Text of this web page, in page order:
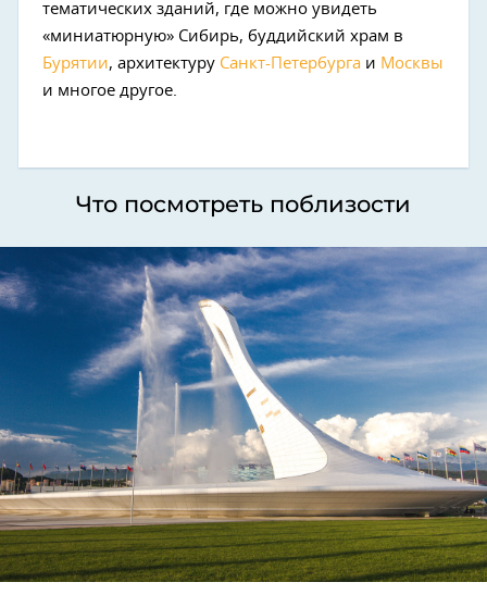
тематических зданий, где можно увидеть
«миниатюрную» Сибирь, буддийский храм в
Бурятии, архитектуру Санкт-Петербурга и Москвы
и многое другое.
Что посмотреть поблизости